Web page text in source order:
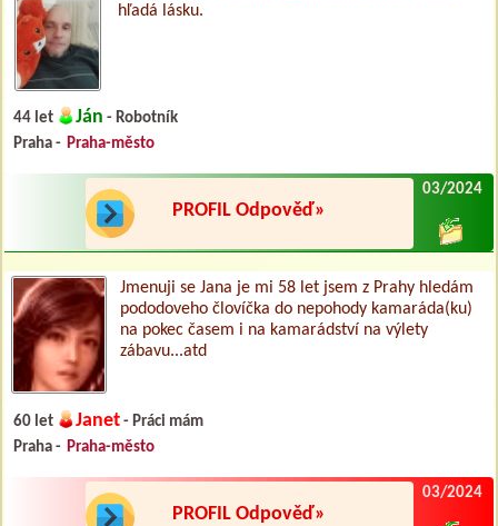
hľadá lásku.
44 let Ján - Robotník
Praha - Praha-město
PROFIL Odpověď»
03/2024
Jmenuji se Jana je mi 58 let jsem z Prahy hledám
pododoveho človíčka do nepohody kamaráda(ku)
na pokec časem i na kamarádství na výlety
zábavu...atd
60 let Janet - Práci mám
Praha - Praha-město
PROFIL Odpověď»
03/2024